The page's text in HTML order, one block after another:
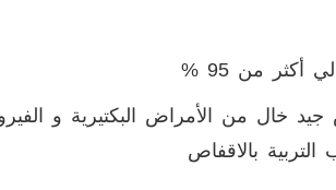
من 95 %
من الأمراض البكتيرية و
بالاقفاص